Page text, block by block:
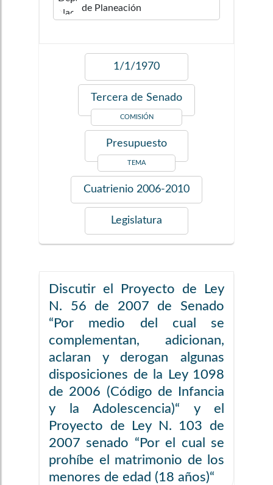
de Planeación
1/1/1970
Tercera de Senado
COMISIÓN
Presupuesto
TEMA
Cuatrienio 2006-2010
Legislatura
Discutir el Proyecto de Ley
N. 56 de 2007 de Senado
“Por medio del cual se
complementan, adicionan,
aclaran y derogan algunas
disposiciones de la Ley 1098
de 2006 (Código de Infancia
y la Adolescencia)“ y el
Proyecto de Ley N. 103 de
2007 senado “Por el cual se
prohíbe el matrimonio de los
menores de edad (18 años)“